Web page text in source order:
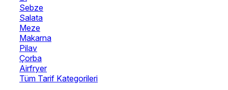
Sebze
Salata
Meze
Makarna
Pilav
Çorba
Airfryer
Tüm Tarif Kategorileri